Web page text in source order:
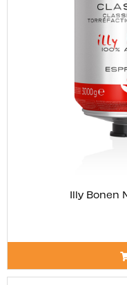
Illy Bonen